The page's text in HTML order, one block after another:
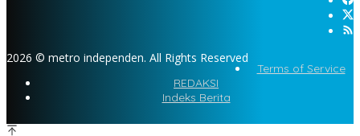
2026 © metro independen. All Rights Reserved
Terms of Service
REDAKSI
Indeks Berita